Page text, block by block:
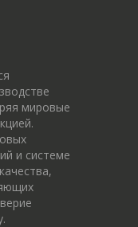
мировые
и системе